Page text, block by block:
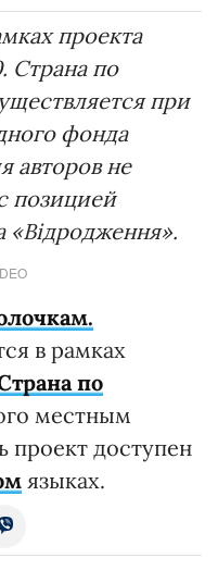
проекта
Страна по
при
фонда
авторов не
позицией
в рамках
по
местным
проект доступен
языках.